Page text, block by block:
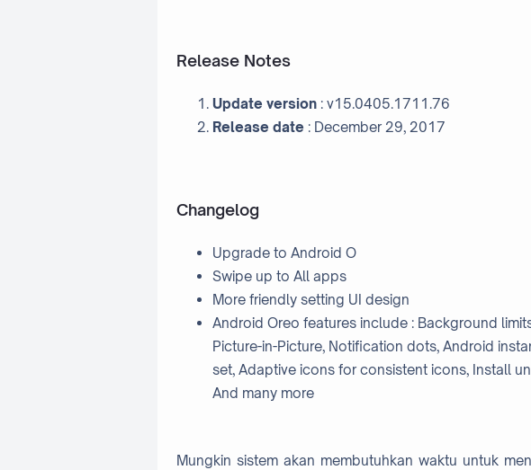
Release Notes
Update version: v15.0405.1711.76
Release date : December 29, 2017
Changelog
Upgrade to Android O
Swipe up to All apps
More friendly setting UI design
Android Oreo features include : Background
Picture-in-Picture, Notification dots, Android
set, Adaptive icons for consistent icons, Install
And many more
Mungkin sistem akan membutuhkan waktu untuk